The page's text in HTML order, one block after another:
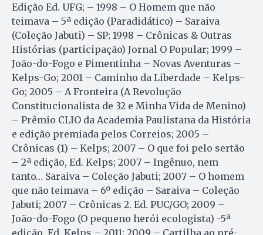
Edição Ed. UFG; – 1998 – O Homem que não
teimava – 5ª edição (Paradidático) – Saraiva
(Coleção Jabuti) – SP; 1998 – Crônicas & Outras
Histórias (participação) Jornal O Popular; 1999 –
João-do-Fogo e Pimentinha – Novas Aventuras –
Kelps-Go; 2001 – Caminho da Liberdade – Kelps-
Go; 2005 – A Fronteira (A Revolução
Constitucionalista de 32 e Minha Vida de Menino)
– Prêmio CLIO da Academia Paulistana da História
e edição premiada pelos Correios; 2005 –
Crônicas (1) – Kelps; 2007 – O que foi pelo sertão
– 2ª edição, Ed. Kelps; 2007 – Ingênuo, nem
tanto… Saraiva – Coleção Jabuti; 2007 – O homem
que não teimava – 6º edição – Saraiva – Coleção
Jabuti; 2007 – Crônicas 2. Ed. PUC/GO; 2009 –
João-do-Fogo (O pequeno herói ecologista) -5ª
edição, Ed. Kelps – 2011; 2009 – Cartilha ao pré-